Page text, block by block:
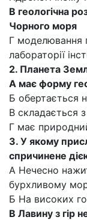
В геологічна
Чорного моря
Г моделювання
лабораторії
2. Планета
А має форму
Б обертається
В складається
Г має
3. У якому
спричинене
А Нечесно
бурхливому
Б На високих
В Лавину з гір